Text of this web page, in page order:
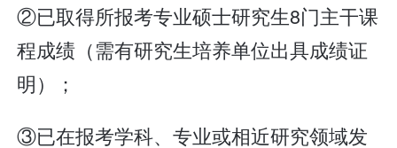
②已取得所报考专业硕士研究生8门主干课
程成绩（需有研究生培养单位出具成绩证
明）；
③已在报考学科、专业或相近研究领域发